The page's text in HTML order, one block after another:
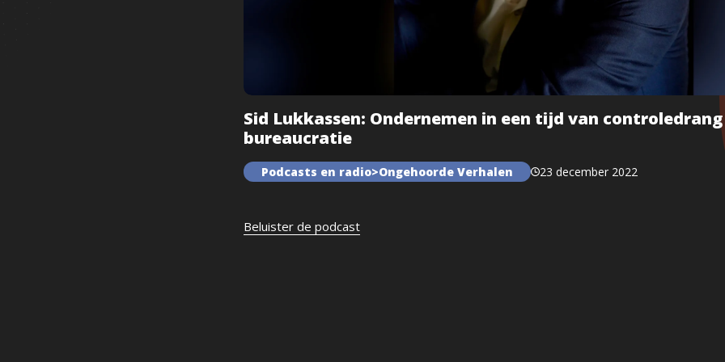
Sid Lukkassen: Ondernemen in een tijd van
bureaucratie
Podcasts en radio>Ongehoorde Verhalen 23 december 2022
Beluister de podcast